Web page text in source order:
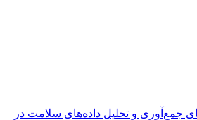
جمع‌آوری و تحلیل داده‌های سلامت در